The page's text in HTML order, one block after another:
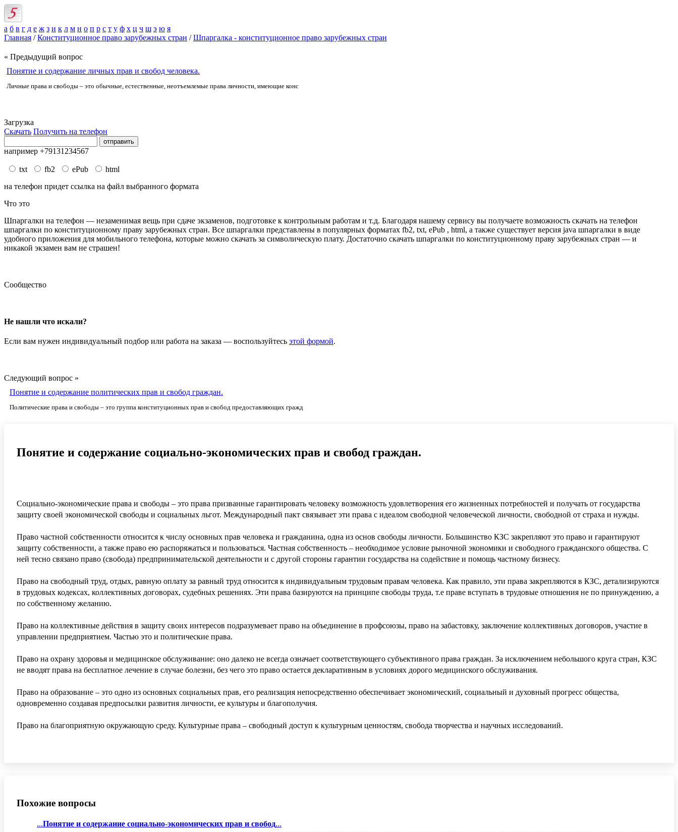
а б в г д е ж з и к л м н о п р с т у ф х ц ч ш э ю я
Главная /Конституционное право зарубежных стран /Шпаргалка - конституционное право зарубежных стран
« Предыдущий вопрос
Понятие и содержание личных прав и свобод человека.
Личные права и свободы – это обычные, естественные, неотъемлемые права личности, имеющие конс
Загрузка
Скачать Получить на телефон
например +79131234567
txt fb2 ePub
html
на телефон придет ссылка на файл выбранного формата
Что это
Шпаргалки на телефон — незаменимая вещь при сдаче экзаменов, подготовке к контрольным работам и т.д. Благодаря нашему сервису вы получаете возможность скачать на телефон
шпаргалки по конституционному праву зарубежных стран. Все шпаргалки представлены в популярных форматах fb2, txt, ePub , html, а также существует версия java шпаргалки в виде
удобного приложения для мобильного телефона, которые можно скачать за символическую плату. Достаточно скачать шпаргалки по конституционному праву зарубежных стран — и
никакой экзамен вам не страшен!
Сообщество
Не нашли что искали?
Если вам нужен индивидуальный подбор или работа на заказа — воспользуйтесь этой формой.
Следующий вопрос »
Понятие и содержание политических прав и свобод граждан.
Политические права и свободы – это группа конституционных прав и свобод предоставляющих гражд
Понятие и содержание социально-экономических прав и свобод граждан.
Социально-экономические права и свободы – это права призванные гарантировать человеку возможность удовлетворения его жизненных потребностей и получать от государства
защиту своей экономической свободы и социальных льгот. Международный пакт связывает эти права с идеалом свободной человеческой личности, свободной от страха и нужды.
Право частной собственности относится к числу основных прав человека и гражданина, одна из основ свободы личности. Большинство КЗС закрепляют это право и гарантируют
защиту собственности, а также право ею распоряжаться и пользоваться. Частная собственность – необходимое условие рыночной экономики и свободного гражданского общества. С
ней тесно связано право (свобода) предпринимательской деятельности и с другой стороны гарантии государства на содействие и помощь частному бизнесу.
Право на свободный труд, отдых, равную оплату за равный труд относится к индивидуальным трудовым правам человека. Как правило, эти права закрепляются в КЗС, детализируются
в трудовых кодексах, коллективных договорах, судебных решениях. Эти права базируются на принципе свободы труда, т.е праве вступать в трудовые отношения не по принуждению, а
по собственному желанию.
Право на коллективные действия в защиту своих интересов подразумевает право на объединение в профсоюзы, право на забастовку, заключение коллективных договоров, участие в
управлении предприятием. Частью это и политические права.
Право на охрану здоровья и медицинское обслуживание: оно далеко не всегда означает соответствующего субъективного права граждан. За исключением небольшого круга стран, КЗС
не вводят права на бесплатное лечение в случае болезни, без чего это право остается декларативным в условиях дорого медицинского обслуживания.
Право на образование – это одно из основных социальных прав, его реализация непосредственно обеспечивает экономический, социальный и духовный прогресс общества,
одновременно создавая предпосылки развития личности, ее культуры и благополучия.
Право на благоприятную окружающую среду. Культурные права – свободный доступ к культурным ценностям, свобода творчества и научных исследований.
Похожие вопросы
...Понятие и содержание социально-экономических прав и свобод...